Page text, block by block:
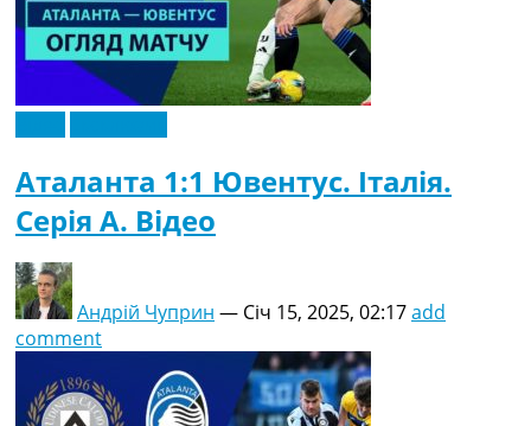
Аталанта 1:1 Ювентус. Італія.
Серія A. Відео
Андрій Чуприн — Січ 15, 2025, 02:17add
comment